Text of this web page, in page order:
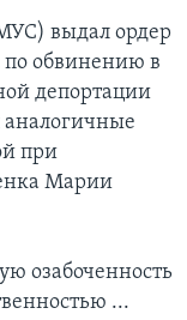
выдал ордер
по обвинению в
депортации
при
Марии
озабоченность
...